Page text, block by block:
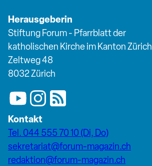
Herausgeberin
Stiftung Forum - Pfarrblatt der
katholischen Kirche im Kanton Zürich
Zeltweg 48
8032 Zürich
Kontakt
Tel. 044 555 70 10 (Di, Do)
sekretariat@forum-magazin.ch
redaktion@forum-magazin.ch